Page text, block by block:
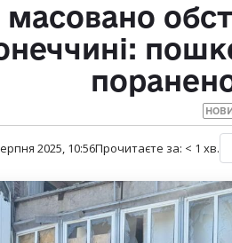
2025, 10:56Прочитаєте за: < 1 хв.